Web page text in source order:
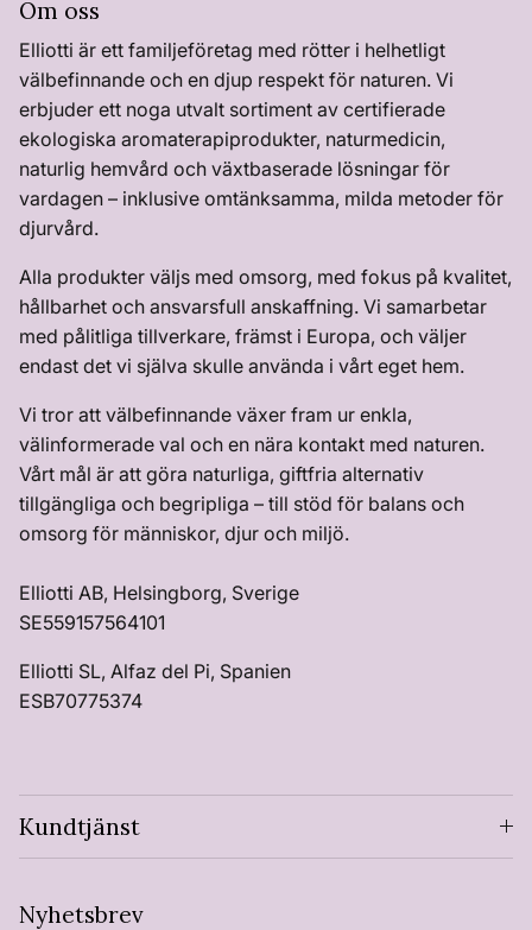
Om oss
Elliotti är ett familjeföretag med rötter i helhetligt
välbefinnande och en djup respekt för naturen. Vi
erbjuder ett noga utvalt sortiment av certifierade
ekologiska aromaterapiprodukter, naturmedicin,
naturlig hemvård och växtbaserade lösningar för
vardagen – inklusive omtänksamma, milda metoder för
djurvård.
Alla produkter väljs med omsorg, med fokus på kvalitet,
hållbarhet och ansvarsfull anskaffning. Vi samarbetar
med pålitliga tillverkare, främst i Europa, och väljer
endast det vi själva skulle använda i vårt eget hem.
Vi tror att välbefinnande växer fram ur enkla,
välinformerade val och en nära kontakt med naturen.
Vårt mål är att göra naturliga, giftfria alternativ
tillgängliga och begripliga – till stöd för balans och
omsorg för människor, djur och miljö.
Elliotti AB, Helsingborg, Sverige
SE559157564101
Elliotti SL, Alfaz del Pi, Spanien
ESB70775374
Kundtjänst
Nyhetsbrev